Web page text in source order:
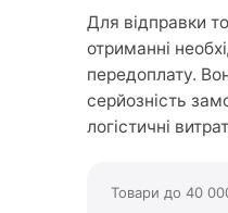
Для відправки
отриманні
передоплату.
серйозність
логістичні
Товари до 40